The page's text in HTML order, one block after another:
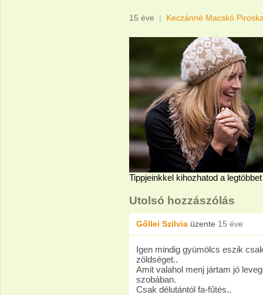
15 éve | Keczánné Macskó
Tippjeinkkel kihozhatod a
Utolsó hozzászólás
Gőllei Szilvia üzente 15 éve
Igen mindig gyümölcs eszik
zöldséget..
Amit valahol menj jártam jó
szobában.
Csak délutántól fa-fűtés..